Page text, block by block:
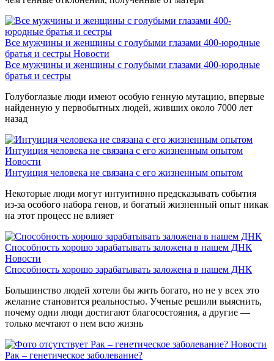
Все мужчины и женщины с голубыми глазами 400-юродные
братья и сестры Новости
Все мужчины и женщины с голубыми глазами 400-юродные
братья и сестры
Голубоглазые люди имеют особую генную мутацию, впервые
найденную у первобытных людей, живших около 7000 лет
назад
Интуиция человека не связана с его жизненным опытом
Новости
Интуиция человека не связана с его жизненным опытом
Некоторые люди могут интуитивно предсказывать события
из-за особого набора генов, и богатый жизненный опыт никак
на этот процесс не влияет
Способность хорошо зарабатывать заложена в нашем ДНК
Новости
Способность хорошо зарабатывать заложена в нашем ДНК
Большинство людей хотели бы жить богато, но не у всех это
желание становится реальностью. Ученые решили выяснить,
почему одни люди достигают благосостояния, а другие —
только мечтают о нем всю жизнь
Рак – генетическое заболевание? Новости
Рак – генетическое заболевание?